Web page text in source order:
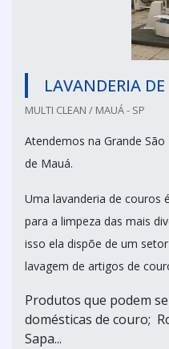
LAVANDERIA
MULTI CLEAN / MAUÁ - SP
Atendemos na Grande
de Mauá.
Uma lavanderia de couros
para a limpeza das mais
isso ela dispõe de um
lavagem de artigos de
Produtos que podem
domésticas de couro;
Sapa...